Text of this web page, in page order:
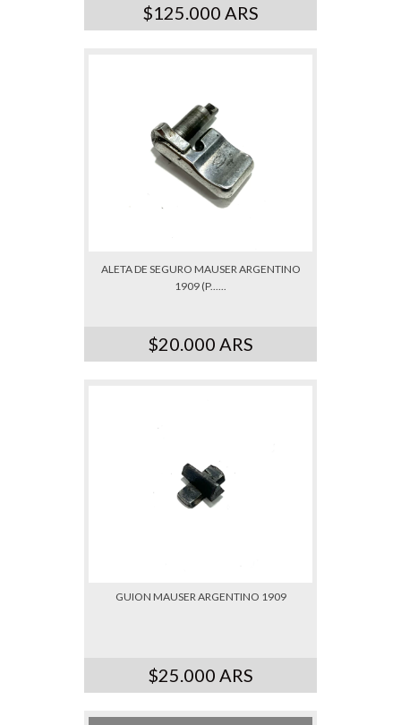
$125.000 ARS
ALETA DE SEGURO MAUSER ARGENTINO
1909 (P......
$20.000 ARS
GUION MAUSER ARGENTINO 1909
$25.000 ARS